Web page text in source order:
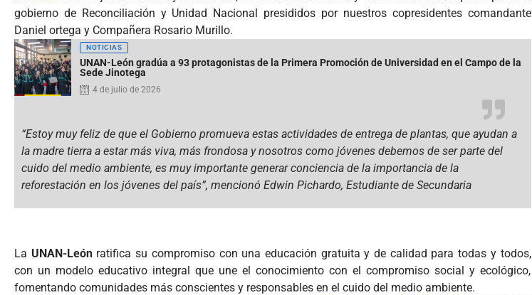
gobierno de Reconciliación y Unidad Nacional presididos por nuestros copresidentes comandante
Daniel ortega y Compañera Rosario Murillo.
NOTICIAS
UNAN-León gradúa a 93 protagonistas de la Primera Promoción de Universidad en el Campo de la
Sede Jinotega
4 de julio de 2026
“Estoy muy feliz de que el Gobierno promueva estas actividades de entrega de plantas, que ayudan a
la madre tierra a estar más viva, más frondosa y nosotros como jóvenes debemos de ser parte del
cuido del medio ambiente, es muy importante generar conciencia de la importancia de la
reforestación en los jóvenes del país”, mencionó Edwin Pichardo, Estudiante de Secundaria
La UNAN-Leónratifica su compromiso con una educación gratuita y de calidad para todas y todos,
con un modelo educativo integral que une el conocimiento con el compromiso social y ecológico,
fomentando comunidades más conscientes y responsables en el cuido del medio ambiente.